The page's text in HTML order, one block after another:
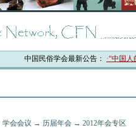
中国民俗学会最新公告：·“中国人的时
学会会议 → 历届年会→ 2012年会专区